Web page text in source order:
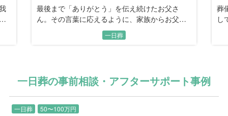
葬儀に参列した経験から「人と同じは嫌」と話
していた、看板職人のお父さん。最後は家族の
手で描く、世界に一つだけの恩返しの時間。
一日葬
記
お
一日葬の事前相談・アフターサポート事例
一日葬 50〜100万円